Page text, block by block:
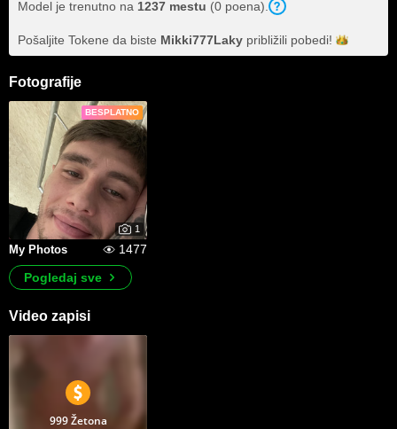
Model je trenutno na 1237 mestu (0 poena).
Pošaljite Tokene da biste Mikki777Laky približili pobedi!
Fotografije
BESPLATNO
1
My Photos
1477
Pogledaj sve
Video zapisi
999 Žetona